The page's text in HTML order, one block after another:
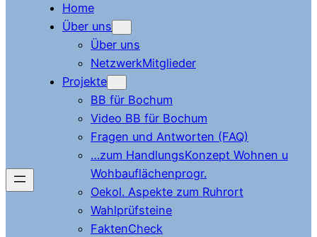
Home
Über uns
Über uns
NetzwerkMitglieder
Projekte
BB für Bochum
Video BB für Bochum
Fragen und Antworten (FAQ)
…zum HandlungsKonzept Wohnen u
Wohbauflächenprogr.
Oekol. Aspekte zum Ruhrort
Wahlprüfsteine
FaktenCheck